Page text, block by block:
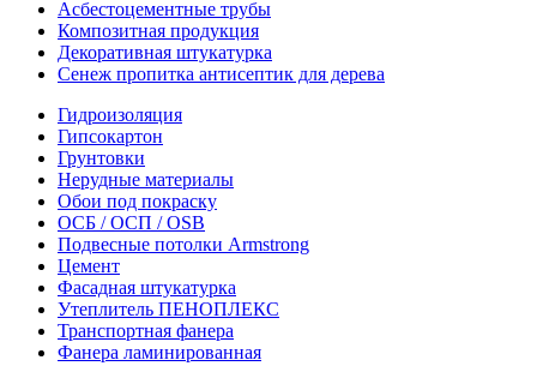
Асбестоцементные трубы
Композитная продукция
Декоративная штукатурка
Сенеж пропитка антисептик для дерева
Гидроизоляция
Гипсокартон
Грунтовки
Нерудные материалы
Обои под покраску
ОСБ / ОСП / OSB
Подвесные потолки Armstrong
Цемент
Фасадная штукатурка
Утеплитель ПЕНОПЛЕКС
Транспортная фанера
Фанера ламинированная